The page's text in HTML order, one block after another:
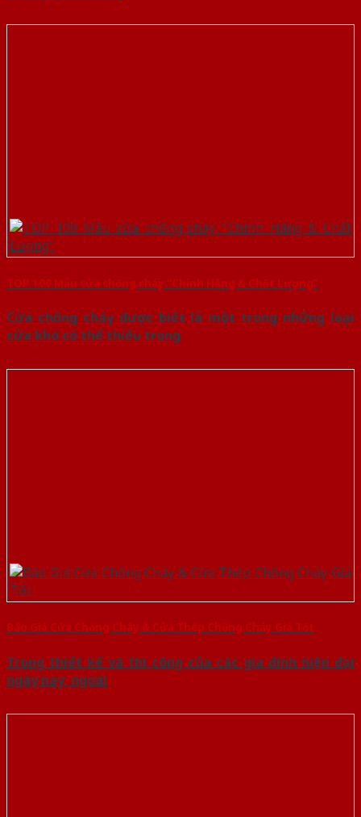
TOP 100 Mẫu cửa chống cháy “Chính Hãng & Chất Lượng”
Cửa chống cháy được biết là một trong những loại
cửa khó có thể thiếu trong
Báo Giá Cửa Chống Cháy & Cửa Thép Chống Cháy Giá Tốt
Trong thiết kế và thi công của các gia đình hiện đại
ngày nay, ngoài